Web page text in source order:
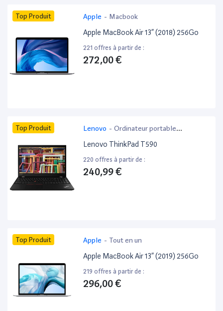
Top Produit Apple - Macbook
Apple MacBook Air 13” (2018) 256Go
221 offres à partir de :
272,00 €
Top Produit Lenovo - Ordinateur portable
bureautique
Lenovo ThinkPad T590
220 offres à partir de :
240,99 €
Top Produit Apple - Tout en un
Apple MacBook Air 13” (2019) 256Go
219 offres à partir de :
296,00 €